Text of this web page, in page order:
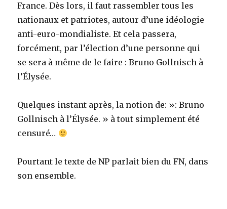
France. Dès lors, il faut rassembler tous les
nationaux et patriotes, autour d’une idéologie
anti-euro-mondialiste. Et cela passera,
forcément, par l’élection d’une personne qui
se sera à même de le faire : Bruno Gollnisch à
l’Élysée.
Quelques instant après, la notion de: »: Bruno
Gollnisch à l’Élysée. » à tout simplement été
censuré…
Pourtant le texte de NP parlait bien du FN, dans
son ensemble.